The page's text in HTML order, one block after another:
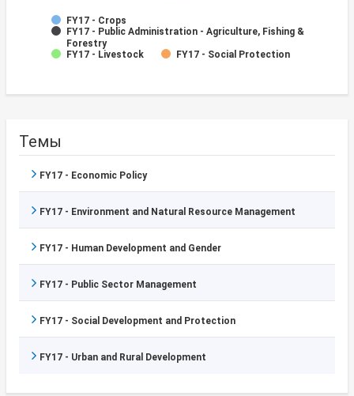
FY17 - Crops
FY17 - Public Administration - Agriculture, Fishing &
Forestry
FY17 - Livestock
FY17 - Social Protection
Темы
FY17 - Economic Policy
FY17 - Environment and Natural Resource Management
FY17 - Human Development and Gender
FY17 - Public Sector Management
FY17 - Social Development and Protection
FY17 - Urban and Rural Development